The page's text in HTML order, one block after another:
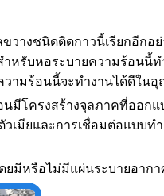
างชนิดติดกาวนี้เรียกอีกอ
หรับหอระบายความร้อน
ามร้อนนี้จะทำงานได้ดีใน
มีโครงสร้างจุลภาคที่ออก
เมียและการเชื่อมต่อแบบ
ยมีหรือไม่มีแผ่นระบายอา